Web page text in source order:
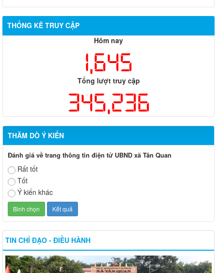
THỐNG KÊ TRUY CẬP
Hôm nay
1,645
Tổng lượt truy cập
345,236
THĂM DÒ Ý KIẾN
Đánh giá về trang thông tin điện tử UBND xã Tân Quan
Rất tốt
Tốt
Ý kiến khác
TIN CHỈ ĐẠO - ĐIỀU HÀNH